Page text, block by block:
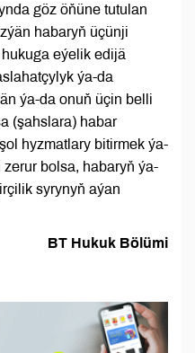
göz öňüne tutulan
habaryň üçünji
eýelik edijä
ýa-da
ýa-da onuň üçin belli
(şahslara) habar
hyzmatlary bitirmek ýa-
bolsa, habaryň ýa-
syrynyň aýan
BT Hukuk Bölümi